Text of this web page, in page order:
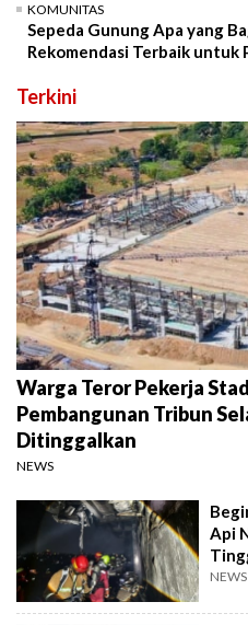
KOMUNITAS
Sepeda Gunung Apa yang
Rekomendasi Terbaik untuk
Terkini
Warga Teror Pekerja
Pembangunan Tribun
Ditinggalkan
NEWS
Api
NEWS